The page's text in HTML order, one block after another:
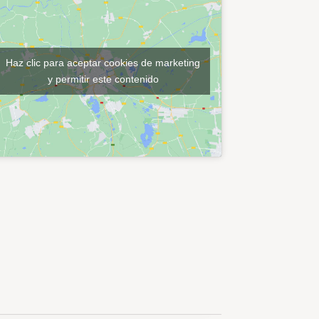
Haz clic para aceptar cookies de marketing
y permitir este contenido